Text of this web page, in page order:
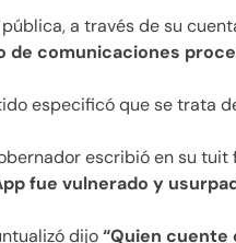
a través de su
de comunicaciones
especificó que se trata
escribió en su tuit
fue vulnerado y
dijo“Quien cuente